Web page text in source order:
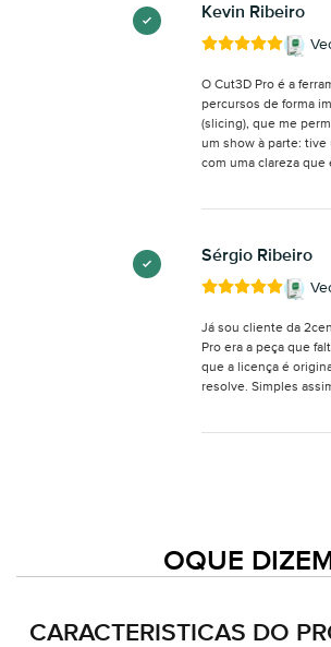
Kevin Ribeiro
O Cut3D Pro é a
percursos de forma
(slicing), que me
um show à parte:
com uma clareza
Sérgio Ribeiro
Já sou cliente da
Pro era a peça que
que a licença é
resolve. Simples
OQUE
CARACTERISTICAS DO